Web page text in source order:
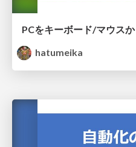
hatumeika